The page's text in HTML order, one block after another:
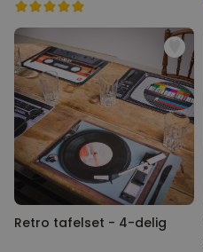
Retro tafelset - 4-delig